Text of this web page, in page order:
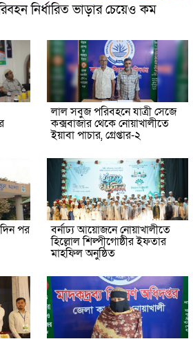
নির্ধারিত ভাড়ার চেয়েও কম
লাল সবুজ পরিবহনে যাত্রী সেজে
কক্সবাজার থেকে নোয়াখালীতে
ইয়াবা পাচার, গ্রেপ্তার-২
পর বর্নাঢ্য আয়োজনে নোয়াখালীতে
হিল্লোল শিল্পীগোষ্ঠীর ইফতার
মাহফিল অনুষ্ঠিত